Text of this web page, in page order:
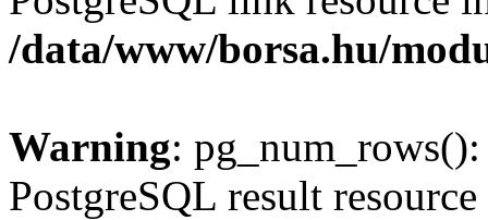
/data/www/borsa.hu/
Warning:
PostgreSQL result